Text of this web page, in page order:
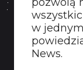
w
News.